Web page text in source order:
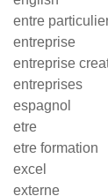
entre
entreprise
entreprise
entreprises
espagnol
etre
etre formation
excel
externe